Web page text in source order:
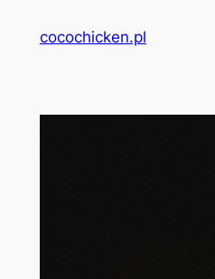
cocochicken.pl